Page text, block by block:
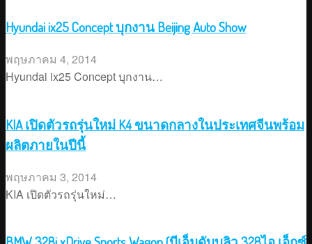
Hyundai ix25 Concept บุกงาน Beijing Auto Show
พฤษภาคม 4, 2014
Hyundai ix25 Concept บุกงาน…
KIA เปิดตัวรถรุ่นใหม่ K4 ขนาดกลางในประเทศจีนพร้อม
ผลิตภายในปีนี้
พฤษภาคม 3, 2014
KIA เปิดตัวรถรุ่นใหม่…